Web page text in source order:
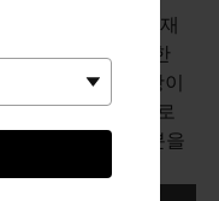
일 터미널 전체의 재
구 기록을 정리한
입은 간사이공항이
로 경이적인 속도로
가 여행객 여러분을
다.